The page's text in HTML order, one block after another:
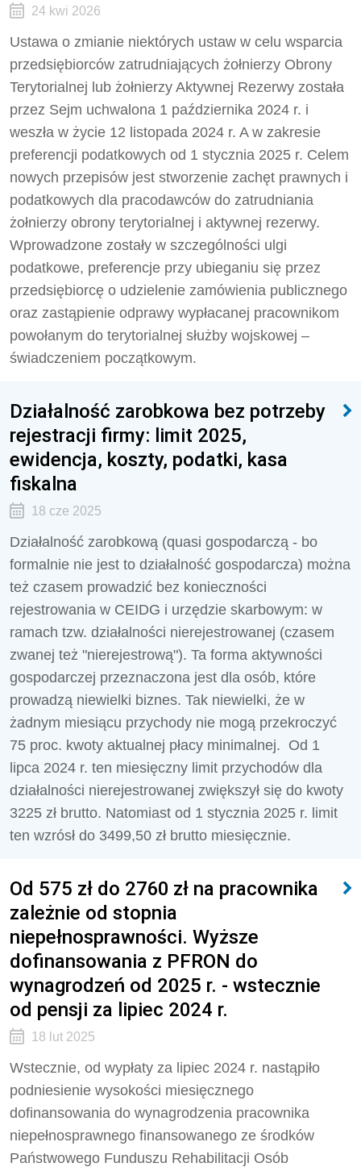
24 kwi 2026
Ustawa o zmianie niektórych ustaw w celu wsparcia
przedsiębiorców zatrudniających żołnierzy Obrony
Terytorialnej lub żołnierzy Aktywnej Rezerwy została
przez Sejm uchwalona 1 października 2024 r. i
weszła w życie 12 listopada 2024 r. A w zakresie
preferencji podatkowych od 1 stycznia 2025 r. Celem
nowych przepisów jest stworzenie zachęt prawnych i
podatkowych dla pracodawców do zatrudniania
żołnierzy obrony terytorialnej i aktywnej rezerwy.
Wprowadzone zostały w szczególności ulgi
podatkowe, preferencje przy ubieganiu się przez
przedsiębiorcę o udzielenie zamówienia publicznego
oraz zastąpienie odprawy wypłacanej pracownikom
powołanym do terytorialnej służby wojskowej –
świadczeniem początkowym.
Działalność zarobkowa bez potrzeby
rejestracji firmy: limit 2025,
ewidencja, koszty, podatki, kasa
fiskalna
18 cze 2025
Działalność zarobkową (quasi gospodarczą - bo
formalnie nie jest to działalność gospodarcza) można
też czasem prowadzić bez konieczności
rejestrowania w CEIDG i urzędzie skarbowym: w
ramach tzw. działalności nierejestrowanej (czasem
zwanej też "nierejestrową"). Ta forma aktywności
gospodarczej przeznaczona jest dla osób, które
prowadzą niewielki biznes. Tak niewielki, że w
żadnym miesiącu przychody nie mogą przekroczyć
75 proc. kwoty aktualnej płacy minimalnej. Od 1
lipca 2024 r. ten miesięczny limit przychodów dla
działalności nierejestrowanej zwiększył się do kwoty
3225 zł brutto. Natomiast od 1 stycznia 2025 r. limit
ten wzrósł do 3499,50 zł brutto miesięcznie.
Od 575 zł do 2760 zł na pracownika
zależnie od stopnia
niepełnosprawności. Wyższe
dofinansowania z PFRON do
wynagrodzeń od 2025 r. - wstecznie
od pensji za lipiec 2024 r.
18 lut 2025
Wstecznie, od wypłaty za lipiec 2024 r. nastąpiło
podniesienie wysokości miesięcznego
dofinansowania do wynagrodzenia pracownika
niepełnosprawnego finansowanego ze środków
Państwowego Funduszu Rehabilitacji Osób